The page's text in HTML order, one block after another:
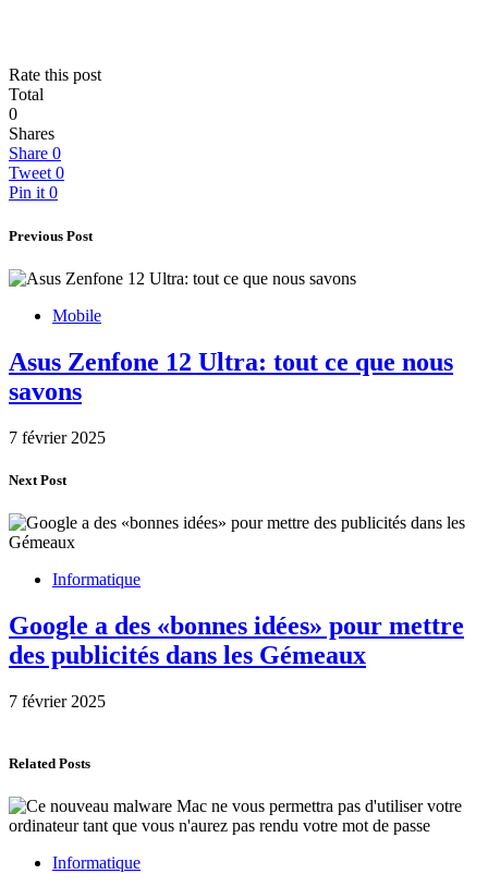
Rate this post
Total
0
Shares
Share 0
Tweet 0
Pin it 0
Previous Post
Mobile
Asus Zenfone 12 Ultra: tout ce que nous
savons
7 février 2025
Next Post
Informatique
Google a des «bonnes idées» pour mettre
des publicités dans les Gémeaux
7 février 2025
Related Posts
Informatique